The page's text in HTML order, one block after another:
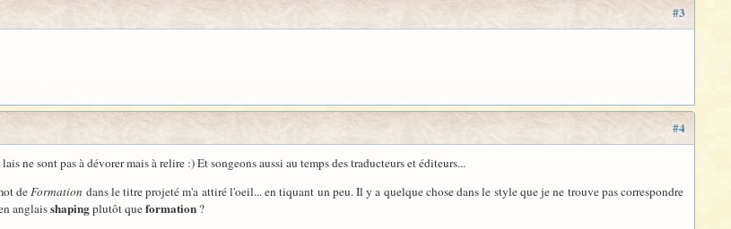
#3
#4
ne sont pas à dévorer mais à relire :) Et songeons aussi au temps des traducteurs et éditeurs...
deFormation dans le titre projeté m'a attiré l'oeil... en tiquant un peu. Il y a quelque chose dans le style que je ne trouve pas correspondre
anglaisshapingplutôt queformation ?